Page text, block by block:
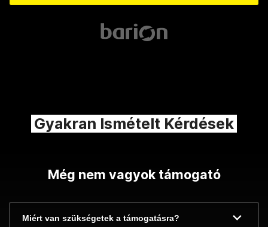
Gyakran Ismételt Kérdések
Még nem vagyok támogató
Miért van szükségetek a támogatásra?